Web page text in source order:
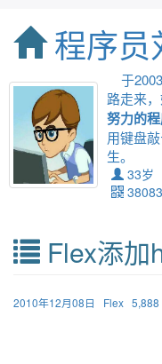
程序员
于
路走来
努力的
用键盘
生。
33岁
Flex添加
2010年12月08日 Flex 5,888